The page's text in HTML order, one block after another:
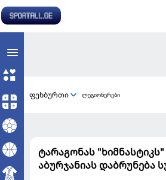
ფეხბურთი ლეგიონერები
ტარაგონას
აბურჯანიას დაბრუნება